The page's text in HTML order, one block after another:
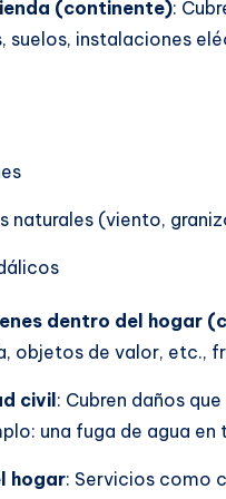
(continente):
suelos, instalaciones
naturales (viento,
dentro del hogar
objetos de valor, etc.,
civil : Cubren daños
una fuga de agua
hogar: Servicios como